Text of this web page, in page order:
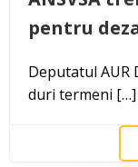
pentru
Deputatul AUR
duri termeni […]